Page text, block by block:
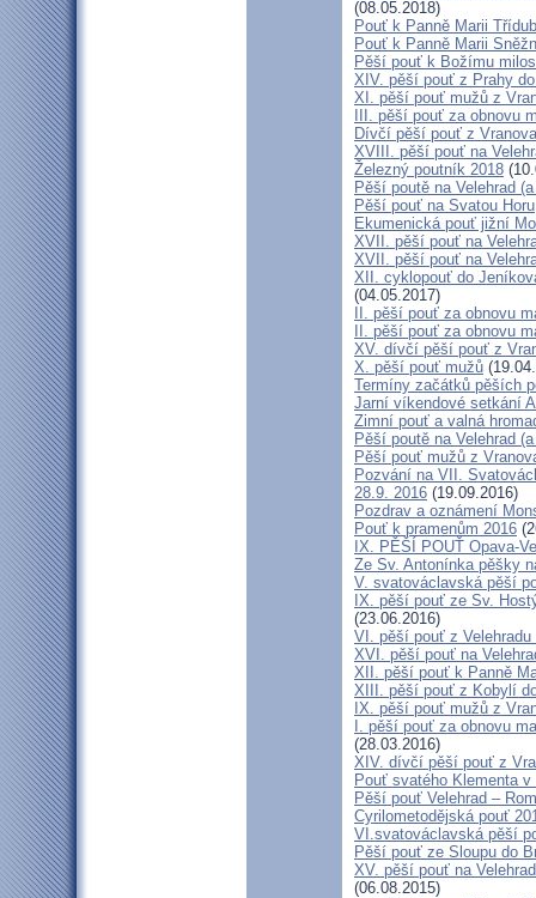
(08.05.2018)
Pouť k Panně Marii
Pouť k Panně Marii
Pěší pouť k Božímu
XIV. pěší pouť z Prahy
XI. pěší pouť mužů z
III. pěší pouť za obnovu
Dívčí pěší pouť z
XVIII. pěší pouť na
Železný poutník 2018
Pěší poutě na Velehrad
Pěší pouť na Svatou Horu
Ekumenická pouť jižní
XVII. pěší pouť na
XVII. pěší pouť na
XII. cyklopouť do
(04.05.2017)
II. pěší pouť za obnovu
II. pěší pouť za obnovu
XV. dívčí pěší pouť z
X. pěší pouť mužů
Termíny začátků pěších
Jarní víkendové setkání
Zimní pouť a valná
Pěší poutě na Velehrad
Pěší pouť mužů z
Pozvání na VII.
28.9. 2016 (19.09.2016)
Pozdrav a oznámení
Pouť k pramenům 2016
IX. PĚŠÍ POUŤ Opava-
Ze Sv. Antonínka pěšky
V. svatováclavská pěší
IX. pěší pouť ze Sv.
(23.06.2016)
VI. pěší pouť z
XVI. pěší pouť na
XII. pěší pouť k Panně
XIII. pěší pouť z Kobylí
IX. pěší pouť mužů z
I. pěší pouť za obnovu
(28.03.2016)
XIV. dívčí pěší pouť z
Pouť svatého Klementa
Pěší pouť Velehrad –
Cyrilometodějská pouť
VI.svatováclavská pěší
Pěší pouť ze Sloupu do
XV. pěší pouť na
(06.08.2015)